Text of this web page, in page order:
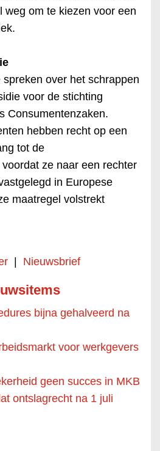
weg om te kiezen voor een
over het schrappen
voor de stichting
Consumentenzaken.
hebben recht op een
tot de
ze naar een rechter
in Europese
maatregel volstrekt
Nieuwsbrief
bijna gehalveerd na
voor werkgevers
geen succes in MKB
ontslagrecht na 1 juli